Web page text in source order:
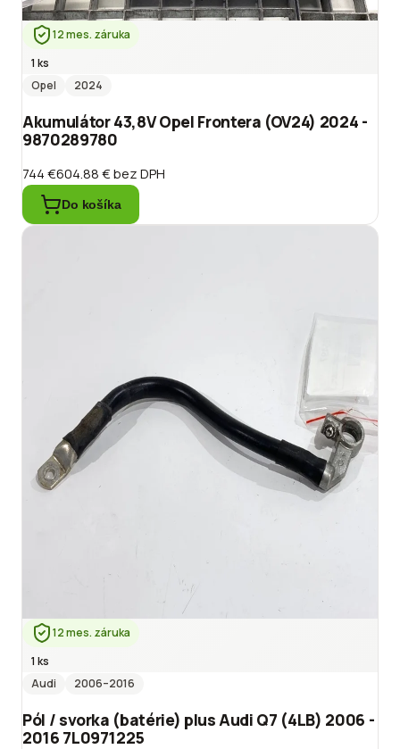
12 mes. záruka
1 ks
Opel
2024
Akumulátor 43,8V Opel Frontera (OV24) 2024 -
9870289780
744 €604.88 €bez DPH
Do košíka
12 mes. záruka
1 ks
Audi
2006–2016
Pól / svorka (batérie) plus Audi Q7 (4LB) 2006 -
2016 7L0971225